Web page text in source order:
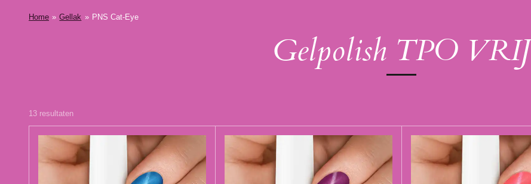
Home » Gellak » PNS Cat-Eye
Gelpolish TPO VRIJ
13 resultaten